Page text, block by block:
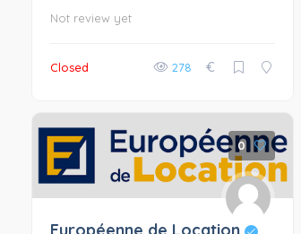
Not review yet
Closed 278 €
0